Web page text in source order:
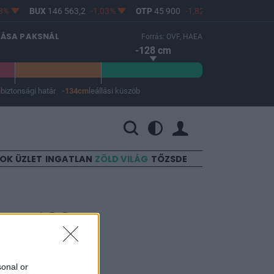
or
BUX146 563,2 -1,03% OTP 45 900 -1,82%
PAKSNÁL Forrás: OVF, HAEA
-128 cm
biztonsági határ -134cm leállási küszöb
ÜZLET INGATLAN ZÖLD VILÁG TŐZSDE
180
ők